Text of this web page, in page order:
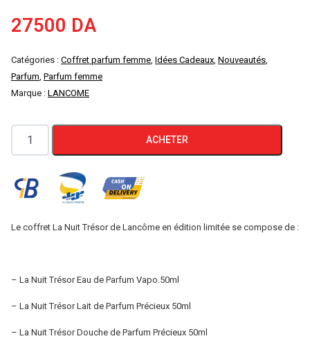
27500 DA
Catégories : Coffret parfum femme, Idées Cadeaux, Nouveautés,
Parfum, Parfum femme
Marque : LANCOME
quantité
de
COFFRET
NUIT
EAU
DE
ACHETER
Le coffret La Nuit Trésor de Lancôme en édition limitée se compose de :
– La Nuit Trésor Eau de Parfum Vapo.50ml
– La Nuit Trésor Lait de Parfum Précieux 50ml
– La Nuit Trésor Douche de Parfum Précieux 50ml